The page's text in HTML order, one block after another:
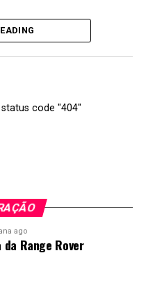
produção de cerca de
vender cerca de 2500
conseguido sem grande
code "404"
ago
da Range Rover